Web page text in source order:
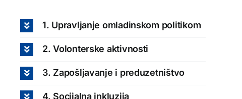
1. Upravljanje omladinskom politikom
2. Volonterske aktivnosti
3. Zapošljavanje i preduzetništvo
4. Socijalna inkluzija